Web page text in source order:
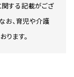
する記載がござ
お、育児や介護
ます。